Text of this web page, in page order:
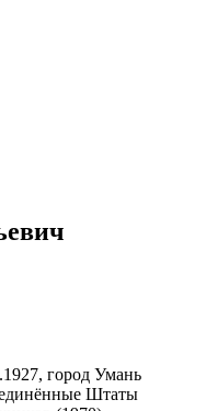
город Умань
Штаты